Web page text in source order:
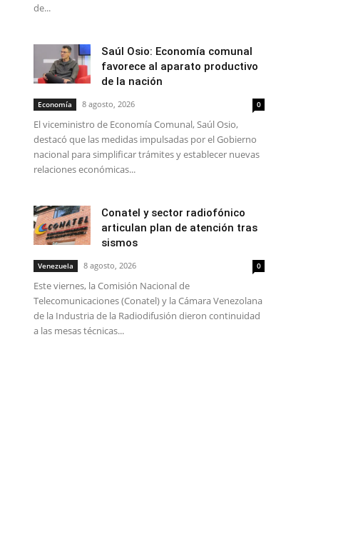
de...
Saúl Osio: Economía comunal
favorece al aparato productivo
de la nación
Economía 8 agosto, 2026 0
El viceministro de Economía Comunal, Saúl Osio,
destacó que las medidas impulsadas por el Gobierno
nacional para simplificar trámites y establecer nuevas
relaciones económicas...
Conatel y sector radiofónico
articulan plan de atención tras
sismos
Venezuela 8 agosto, 2026 0
Este viernes, la Comisión Nacional de
Telecomunicaciones (Conatel) y la Cámara Venezolana
de la Industria de la Radiodifusión dieron continuidad
a las mesas técnicas...